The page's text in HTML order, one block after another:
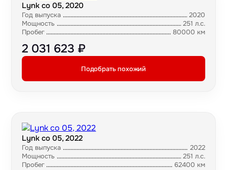
Lynk co 05, 2020
Год выпуска
2020
Мощность
251 л.с.
Пробег
80000 км
2 031 623 ₽
Подобрать похожий
Lynk co 05, 2022
Год выпуска
2022
Мощность
251 л.с.
Пробег
62400 км